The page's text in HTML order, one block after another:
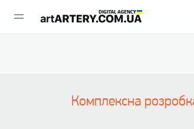
Комплексна